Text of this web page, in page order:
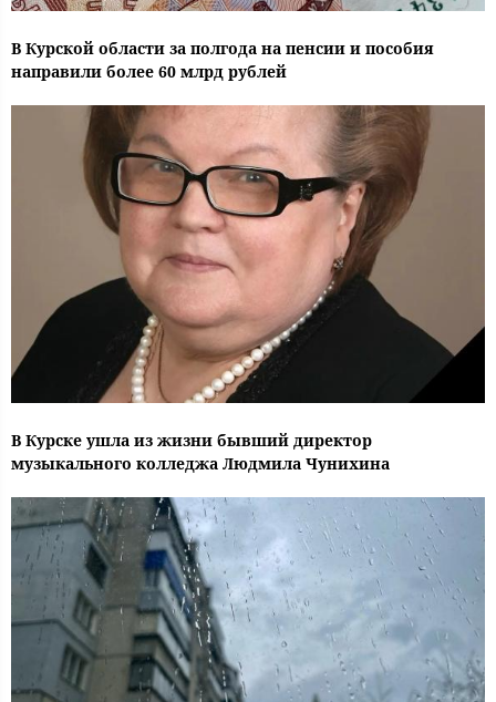
В Курской области за полгода на пенсии и пособия
направили более 60 млрд рублей
В Курске ушла из жизни бывший директор
музыкального колледжа Людмила Чунихина